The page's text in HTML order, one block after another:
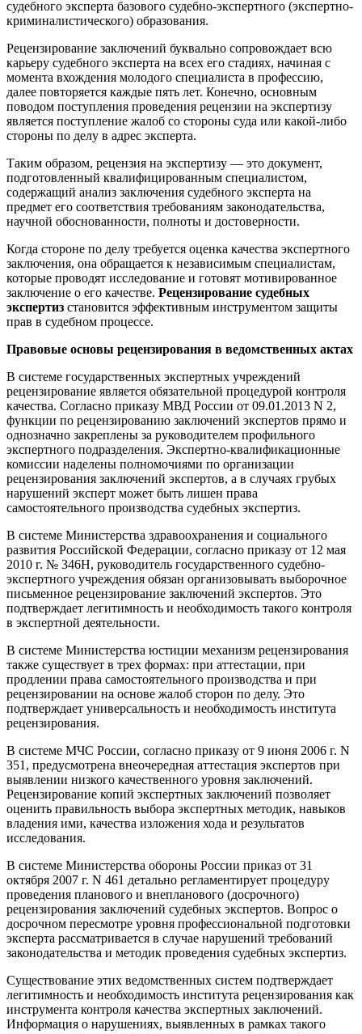
судебного эксперта базового судебно-экспертного (экспертно-
криминалистического) образования.
Рецензирование заключений буквально сопровождает всю
карьеру судебного эксперта на всех его стадиях, начиная с
момента вхождения молодого специалиста в профессию,
далее повторяется каждые пять лет. Конечно, основным
поводом поступления проведения рецензии на экспертизу
является поступление жалоб со стороны суда или какой-либо
стороны по делу в адрес эксперта.
Таким образом, рецензия на экспертизу — это документ,
подготовленный квалифицированным специалистом,
содержащий анализ заключения судебного эксперта на
предмет его соответствия требованиям законодательства,
научной обоснованности, полноты и достоверности.
Когда стороне по делу требуется оценка качества экспертного
заключения, она обращается к независимым специалистам,
которые проводят исследование и готовят мотивированное
заключение о его качестве. Рецензирование судебных
экспертиз становится эффективным инструментом защиты
прав в судебном процессе.
Правовые основы рецензирования в ведомственных актах
В системе государственных экспертных учреждений
рецензирование является обязательной процедурой контроля
качества. Согласно приказу МВД России от 09.01.2013 N 2,
функции по рецензированию заключений экспертов прямо и
однозначно закреплены за руководителем профильного
экспертного подразделения. Экспертно-квалификационные
комиссии наделены полномочиями по организации
рецензирования заключений экспертов, а в случаях грубых
нарушений эксперт может быть лишен права
самостоятельного производства судебных экспертиз.
В системе Министерства здравоохранения и социального
развития Российской Федерации, согласно приказу от 12 мая
2010 г. № 346Н, руководитель государственного судебно-
экспертного учреждения обязан организовывать выборочное
письменное рецензирование заключений экспертов. Это
подтверждает легитимность и необходимость такого контроля
в экспертной деятельности.
В системе Министерства юстиции механизм рецензирования
также существует в трех формах: при аттестации, при
продлении права самостоятельного производства и при
рецензировании на основе жалоб сторон по делу. Это
подтверждает универсальность и необходимость института
рецензирования.
В системе МЧС России, согласно приказу от 9 июня 2006 г. N
351, предусмотрена внеочередная аттестация экспертов при
выявлении низкого качественного уровня заключений.
Рецензирование копий экспертных заключений позволяет
оценить правильность выбора экспертных методик, навыков
владения ими, качества изложения хода и результатов
исследования.
В системе Министерства обороны России приказ от 31
октября 2007 г. N 461 детально регламентирует процедуру
проведения планового и внепланового (досрочного)
рецензирования заключений судебных экспертов. Вопрос о
досрочном пересмотре уровня профессиональной подготовки
эксперта рассматривается в случае нарушений требований
законодательства и методик проведения судебных экспертиз.
Существование этих ведомственных систем подтверждает
легитимность и необходимость института рецензирования как
инструмента контроля качества экспертных заключений.
Информация о нарушениях, выявленных в рамках такого